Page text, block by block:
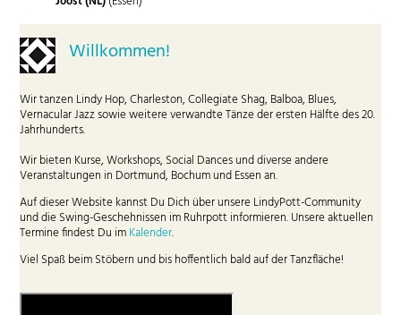
Willkommen!
Wir tanzen Lindy Hop, Charleston, Collegiate Shag, Balboa, Blues,
Vernacular Jazz sowie weitere verwandte Tänze der ersten Hälfte des 20.
Jahrhunderts.
Wir bieten Kurse, Workshops, Social Dances und diverse andere
Veranstaltungen in Dortmund, Bochum und Essen an.
Auf dieser Website kannst Du Dich über unsere LindyPott-Community
und die Swing-Geschehnissen im Ruhrpott informieren. Unsere aktuellen
Termine findest Du imKalender.
Viel Spaß beim Stöbern und bis hoffentlich bald auf der Tanzfläche!